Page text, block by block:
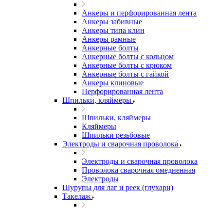
Анкеры и перфорированная лента
Анкеры забивные
Анкеры типа клин
Анкеры рамные
Анкерные болты
Анкерные болты с кольцом
Анкерные болты с крюком
Анкерные болты с гайкой
Анкеры клиновые
Перфорированная лента
Шпильки, кляймеры
Шпильки, кляймеры
Кляймеры
Шпильки резьбовые
Электроды и сварочная проволока
Электроды и сварочная проволока
Проволока сварочная омедненная
Электроды
Шурупы для лаг и реек (глухари)
Такелаж